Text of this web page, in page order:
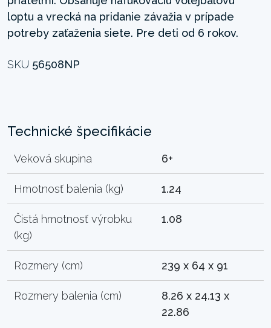
loptu a vrecká na pridanie závažia v prípade
potreby zaťaženia siete. Pre deti od 6 rokov.
SKU 56508NP
Technické špecifikácie
Veková skupina 6+
Hmotnosť balenia (kg) 1.24
Čistá hmotnosť výrobku
(kg)
1.08
Rozmery (cm) 239 x 64 x 91
Rozmery balenia (cm)
8.26 x 24.13 x
22.86